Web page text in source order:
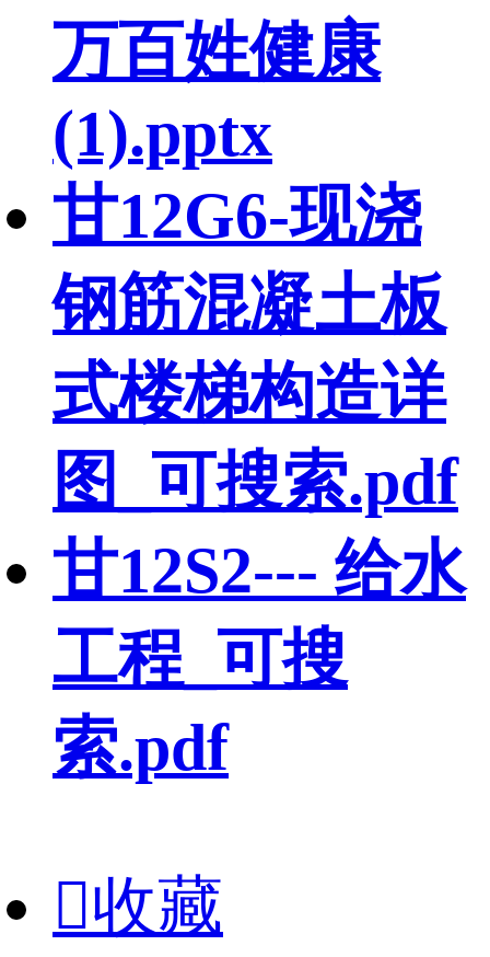
万百姓健康
(1).pptx
甘12G6-现浇
钢筋混凝土板
式楼梯构造详
图_可搜索.pdf
甘12S2--- 给水
工程_可搜
索.pdf
收藏